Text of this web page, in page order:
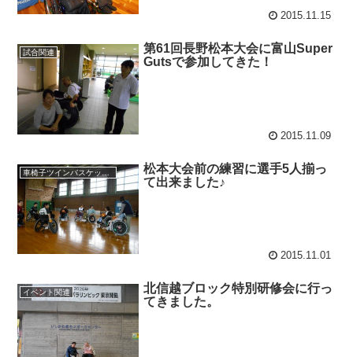
2015.11.15
試合関連
第61回長野松本大会に富山Super
Gutsで参加してきた！
2015.11.09
車椅子ツインバスケット練習
松本大会前の練習に選手5人揃っ
て出来ました♪
2015.11.01
イベント関連
北信越ブロック特別研修会に行っ
てきました。